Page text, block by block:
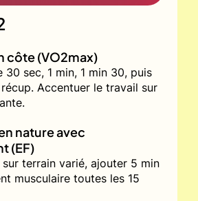
côte (VO2max)
30 sec, 1 min, 1 min 30, puis
Accentuer le travail sur
nature avec
(EF)
sur terrain varié, ajouter 5 min
musculaire toutes les 15